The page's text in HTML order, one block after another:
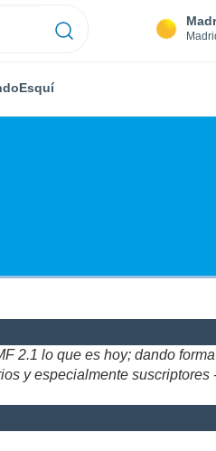
Esquí
2.1 lo que es hoy; dando
y especialmente